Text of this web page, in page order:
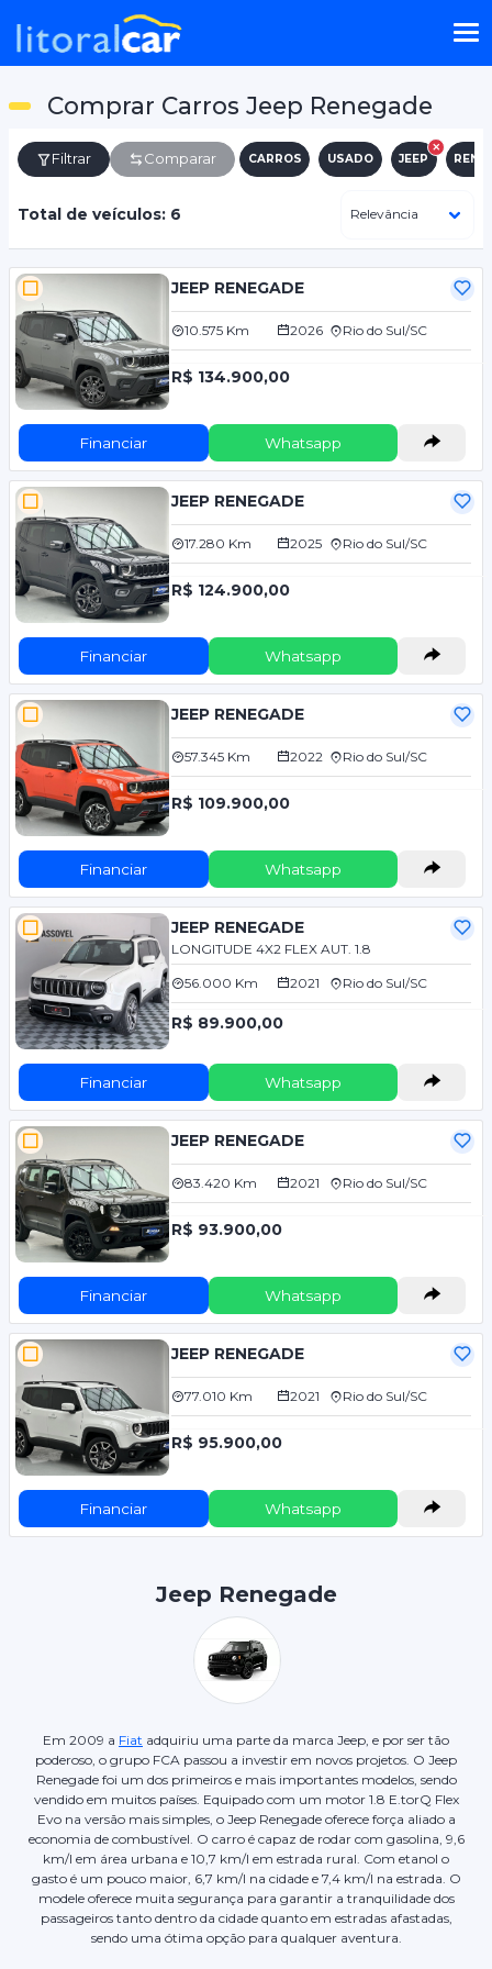
Comprar Carros Jeep Renegade
Filtrar Comparar CARROS USADO JEEP
Total de veículos: 6
JEEP RENEGADE
10.575 Km 2026 Rio do Sul/SC
R$ 134.900,00
Financiar Whatsapp
JEEP RENEGADE
17.280 Km 2025 Rio do Sul/SC
R$ 124.900,00
Financiar Whatsapp
JEEP RENEGADE
57.345 Km 2022 Rio do Sul/SC
R$ 109.900,00
Financiar Whatsapp
JEEP RENEGADE
LONGITUDE 4X2 FLEX AUT. 1.8
56.000 Km 2021 Rio do Sul/SC
R$ 89.900,00
Financiar Whatsapp
JEEP RENEGADE
83.420 Km 2021 Rio do Sul/SC
R$ 93.900,00
Financiar Whatsapp
JEEP RENEGADE
77.010 Km 2021 Rio do Sul/SC
R$ 95.900,00
Financiar Whatsapp
Jeep Renegade
Em 2009 a Fiat adquiriu uma parte da marca Jeep, e por ser tão
poderoso, o grupo FCA passou a investir em novos projetos. O Jeep
Renegade foi um dos primeiros e mais importantes modelos, sendo
vendido em muitos países. Equipado com um motor 1.8 E.torQ Flex
Evo na versão mais simples, o Jeep Renegade oferece força aliado a
economia de combustível. O carro é capaz de rodar com gasolina, 9,6
km/l em área urbana e 10,7 km/l em estrada rural. Com etanol o
gasto é um pouco maior, 6,7 km/l na cidade e 7,4 km/l na estrada. O
modele oferece muita segurança para garantir a tranquilidade dos
passageiros tanto dentro da cidade quanto em estradas afastadas,
sendo uma ótima opção para qualquer aventura.